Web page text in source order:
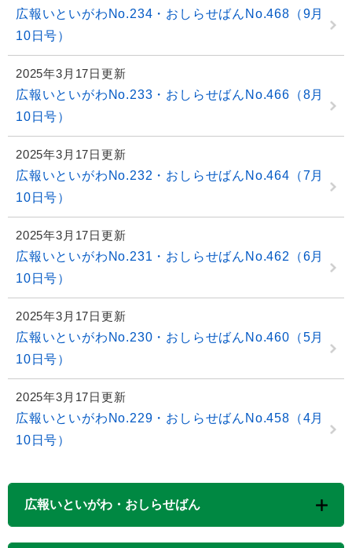
広報いといがわNo.234・おしらせばんNo.468（9月
10日号）
2025年3月17日更新
広報いといがわNo.233・おしらせばんNo.466（8月
10日号）
2025年3月17日更新
広報いといがわNo.232・おしらせばんNo.464（7月
10日号）
2025年3月17日更新
広報いといがわNo.231・おしらせばんNo.462（6月
10日号）
2025年3月17日更新
広報いといがわNo.230・おしらせばんNo.460（5月
10日号）
2025年3月17日更新
広報いといがわNo.229・おしらせばんNo.458（4月
10日号）
広報いといがわ・おしらせばん